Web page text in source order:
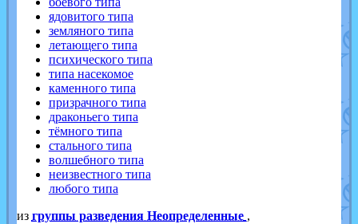
ядовитого типа
земляного типа
летающего типа
психического типа
типа насекомое
каменного типа
призрачного типа
драконьего типа
тёмного типа
стального типа
волшебного типа
неизвестного типа
любого типа
из группы разведения Неопределенные ,